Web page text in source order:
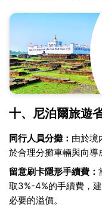
十、尼泊爾旅遊
同行人員分攤： 由於境
於合理分攤車輛與向導
留意刷卡隱形手續費：
取3%-4%的手續費，
必要的溢價。